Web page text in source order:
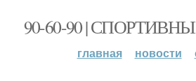
90-60-90 |
главная новости